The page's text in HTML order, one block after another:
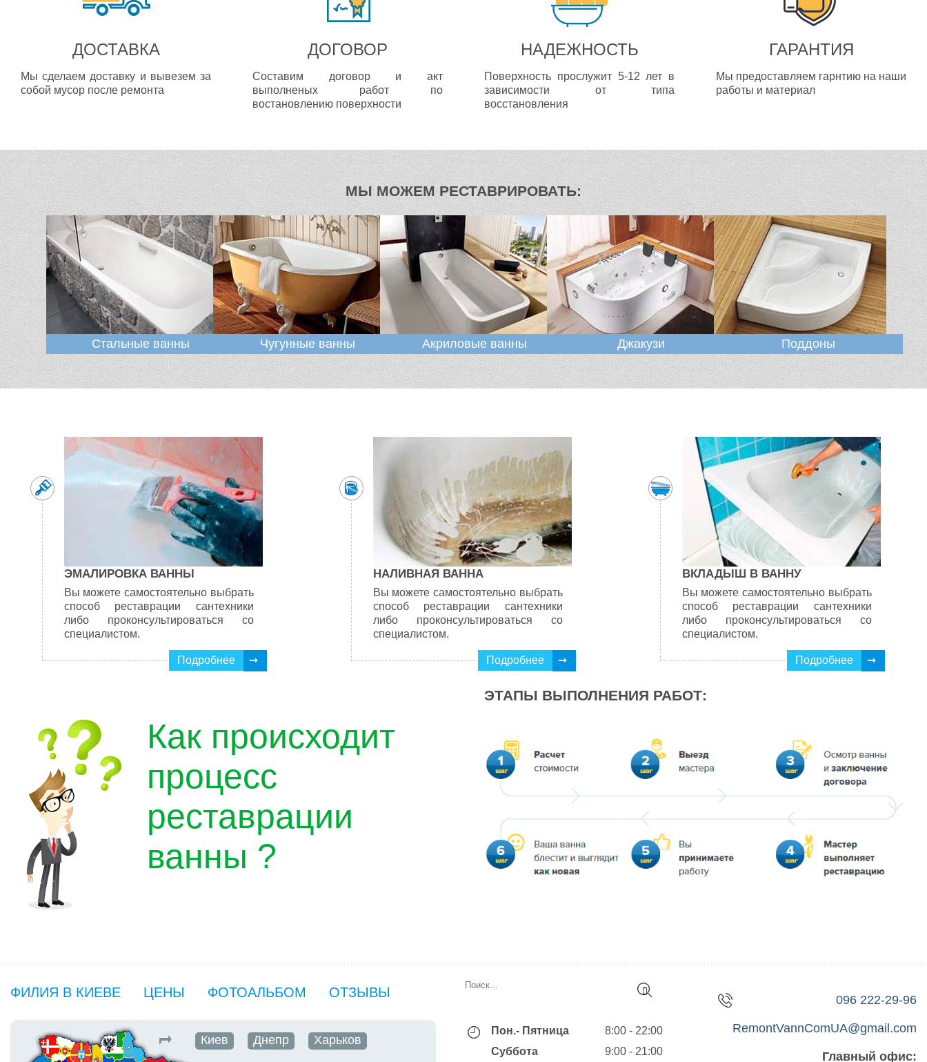
ДОСТАВКА
Мы сделаем доставку и вывезем за
собой мусор после ремонта
ДОГОВОР
Составим договор и акт
выполненых работ по
востановлению поверхности
НАДЕЖНОСТЬ
Поверхность прослужит 5-12 лет в
зависимости от типа
восстановления
ГАРАНТИЯ
Мы предоставляем гарнтию на наши
работы и материал
МЫ МОЖЕМ РЕСТАВРИРОВАТЬ:
Стальные ванны Чугунные ванны Акриловые ванны Джакузи Поддоны
ЭМАЛИРОВКА ВАННЫ
Вы можете самостоятельно выбрать
способ реставрации сантехники
либо проконсультироваться со
специалистом.
Подробнее
НАЛИВНАЯ ВАННА
Вы можете самостоятельно выбрать
способ реставрации сантехники
либо проконсультироваться со
специалистом.
Подробнее
ВКЛАДЫШ В ВАННУ
Вы можете самостоятельно выбрать
способ реставрации сантехники
либо проконсультироваться со
специалистом.
Подробнее
Как происходит
процесс
реставрации
ванны ?
ЭТАПЫ ВЫПОЛНЕНИЯ РАБОТ:
ФИЛИЯ В КИЕВЕ ЦЕНЫ ФОТОАЛЬБОМ ОТЗЫВЫ
Киев Днепр Харьков
Пон.- Пятница
8:00 - 22:00
Суббота
9:00 - 21:00
096 222-29-96
RemontVannComUA@gmail.com
Главный офис: